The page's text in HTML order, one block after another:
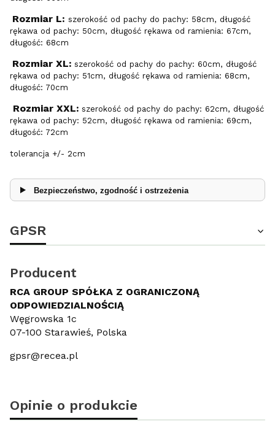
Rozmiar L: szerokość od pachy do pachy: 58cm, długość
rękawa od pachy: 50cm, długość rękawa od ramienia: 67cm,
długość: 68cm
Rozmiar XL: szerokość od pachy do pachy: 60cm, długość
rękawa od pachy: 51cm, długość rękawa od ramienia: 68cm,
długość: 70cm
Rozmiar XXL: szerokość od pachy do pachy: 62cm, długość
rękawa od pachy: 52cm, długość rękawa od ramienia: 69cm,
długość: 72cm
tolerancja +/- 2cm
Bezpieczeństwo, zgodność i ostrzeżenia
GPSR
Producent
RCA GROUP SPÓŁKA Z OGRANICZONĄ
ODPOWIEDZIALNOŚCIĄ
Węgrowska 1c
07-100 Starawieś, Polska
gpsr@recea.pl
Opinie o produkcie